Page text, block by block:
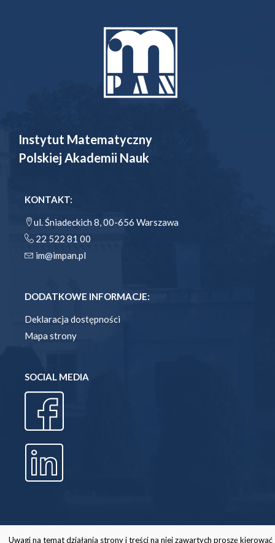
Instytut Matematyczny
Polskiej Akademii Nauk
KONTAKT:
ul. Śniadeckich 8, 00-656 Warszawa
22 522 81 00
im@impan.pl
DODATKOWE INFORMACJE:
Deklaracja dostępności
Mapa strony
SOCIAL MEDIA
Uwagi na temat działania strony i treści na niej zawartych proszę kierować